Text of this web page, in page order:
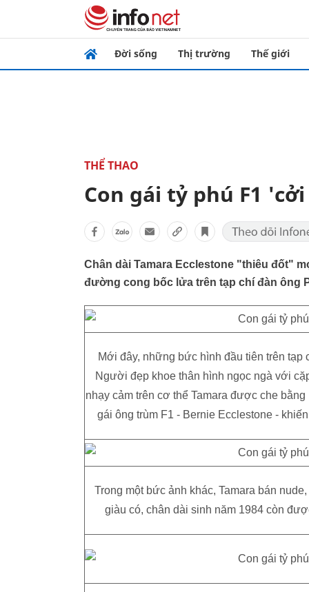
Đời sống Thị trường Thế giới
THỂ THAO
Con gái tỷ phú F1
Chân dài Tamara Ecclestone "thiêu đốt"
đường cong bốc lửa trên tạp chí đàn ông
Mới đây, những bức hình đầu tiên trên
Người đẹp khoe thân hình ngọc ngà với
nhạy cảm trên cơ thể Tamara được che
gái ông trùm F1 - Bernie Ecclestone -
Trong một bức ảnh khác, Tamara bán
giàu có, chân dài sinh năm 1984 còn